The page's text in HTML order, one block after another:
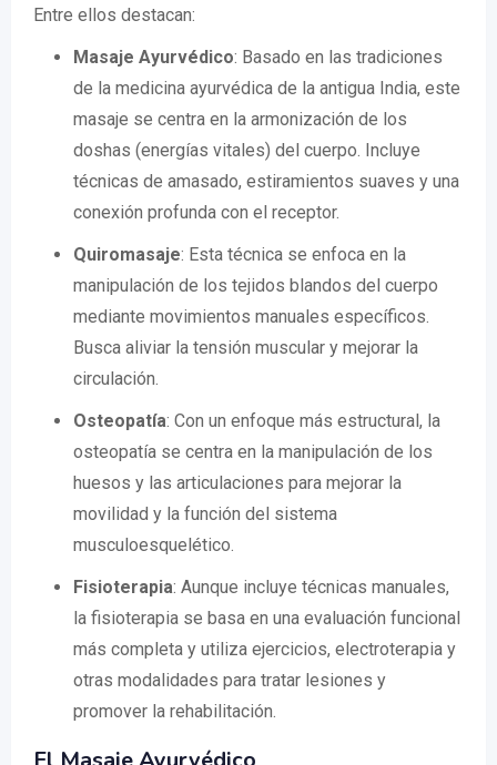
Entre ellos destacan:
Masaje Ayurvédico: Basado en las tradiciones
de la medicina ayurvédica de la antigua India, este
masaje se centra en la armonización de los
doshas (energías vitales) del cuerpo. Incluye
técnicas de amasado, estiramientos suaves y una
conexión profunda con el receptor.
Quiromasaje: Esta técnica se enfoca en la
manipulación de los tejidos blandos del cuerpo
mediante movimientos manuales específicos.
Busca aliviar la tensión muscular y mejorar la
circulación.
Osteopatía: Con un enfoque más estructural, la
osteopatía se centra en la manipulación de los
huesos y las articulaciones para mejorar la
movilidad y la función del sistema
musculoesquelético.
Fisioterapia: Aunque incluye técnicas manuales,
la fisioterapia se basa en una evaluación funcional
más completa y utiliza ejercicios, electroterapia y
otras modalidades para tratar lesiones y
promover la rehabilitación.